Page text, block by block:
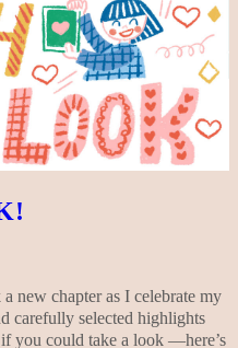
new chapter as I celebrate my
carefully selected highlights
you could take a look —here’s